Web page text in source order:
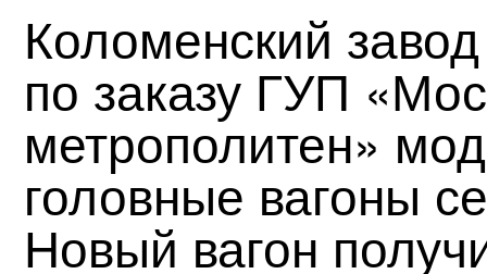
Коломенский
по заказу ГУП
метрополитен»
головные вагоны
Новый вагон